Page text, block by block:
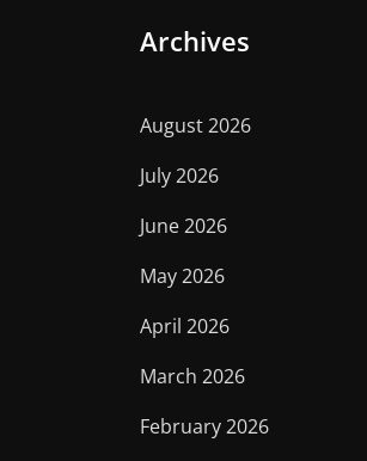
Archives
August 2026
July 2026
June 2026
May 2026
April 2026
March 2026
February 2026